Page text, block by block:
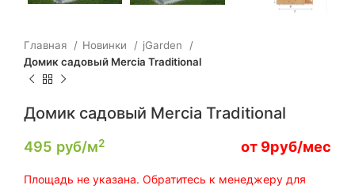
Главная Новинки
jGarden
Домик садовый Mercia Traditional
Домик садовый Mercia Traditional
495 руб/м2 от 9руб/мес
Площадь не указана. Обратитесь к менеджеру для